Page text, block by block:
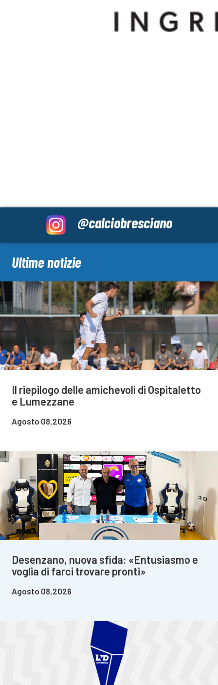
@calciobresciano
Ultime notizie
Il riepilogo delle amichevoli di Ospitaletto
e Lumezzane
Agosto 08,2026
Desenzano, nuova sfida: «Entusiasmo e
voglia di farci trovare pronti»
Agosto 08,2026